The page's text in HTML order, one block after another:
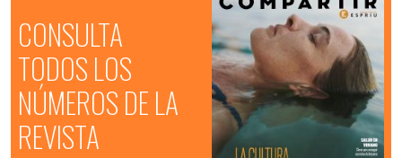
CONSULTA
TODOS LOS
NÚMEROS DE LA
REVISTA